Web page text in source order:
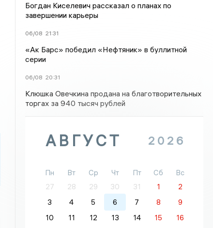
Богдан Киселевич рассказал о планах по
завершении карьеры
06/08 21:31
«Ак Барс» победил «Нефтяник» в буллитной
серии
06/08 20:31
Клюшка Овечкина продана на благотворительных
торгах за 940 тысяч рублей
АВГУСТ 2026
Пн Вт Ср Чт Пт Сб
Вс
27
28 29 30 31 1
2
3
4 5 6 7 8
9
10
11 12 13 14 15
16